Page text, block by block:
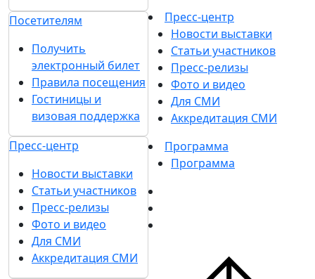
Посетителям
Получить
электронный билет
Правила посещения
Гостиницы и
визовая поддержка
Пресс-центр
Новости выставки
Статьи участников
Пресс-релизы
Фото и видео
Для СМИ
Аккредитация СМИ
Пресс-центр
Новости выставки
Статьи участников
Пресс-релизы
Фото и видео
Для СМИ
Аккредитация СМИ
Программа
Программа